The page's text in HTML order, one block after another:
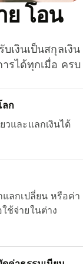
ย โอน
เงินเป็นสกุลเงิน
รได้ทุกเมื่อ ครบ
ลก
วและแลกเงินได้
แลกเปลี่ยน หรือค่า
ช้จ่ายในต่าง